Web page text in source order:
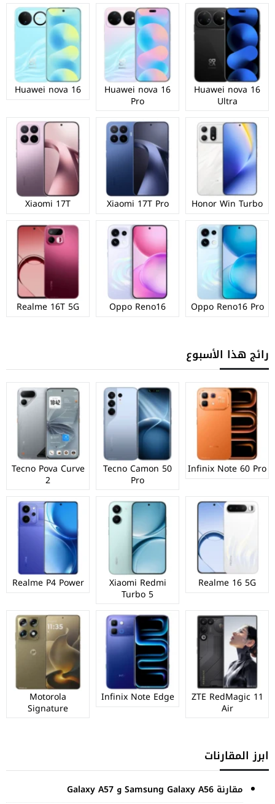
Huawei nova 16
Ultra
Huawei nova 16
Pro
Huawei nova 16
Honor Win Turbo
Xiaomi 17T Pro
Xiaomi 17T
Oppo Reno16 Pro
Oppo Reno16
Realme 16T 5G
رائج هذا الأسبوع
Infinix Note 60 Pro
Tecno Camon 50
Pro
Tecno Pova Curve
2
Realme 16 5G
Xiaomi Redmi
Turbo 5
Realme P4 Power
ZTE RedMagic 11
Air
Infinix Note Edge
Motorola
Signature
ابرز المقارنات
مقارنة Samsung Galaxy A56 و Galaxy A57